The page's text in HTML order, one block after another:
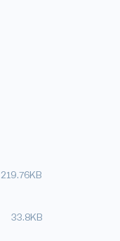
219.76KB
33.8KB